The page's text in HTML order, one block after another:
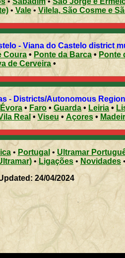
• Vale• Vilela, São Cosme e
do Castelo - Viana do Castelo
Coura • Ponte da Barca•Ponte
de Cerveira•
Autónomas - Districts/Autonomous
Évora • Faro • Guarda• Leiria •
Real • Viseu • Açores •
• Portugal • Ultramar
• Ligações • Novidades •
24/04/2024